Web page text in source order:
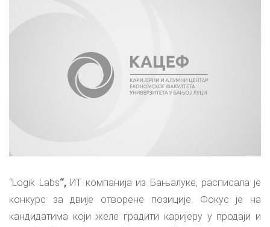
“Logik Labs“, ИТ компанија из Бањалуке, расписала је
конкурс за двије отворене позиције. Фокус је на
кандидатима који желе градити каријеру у продаји и